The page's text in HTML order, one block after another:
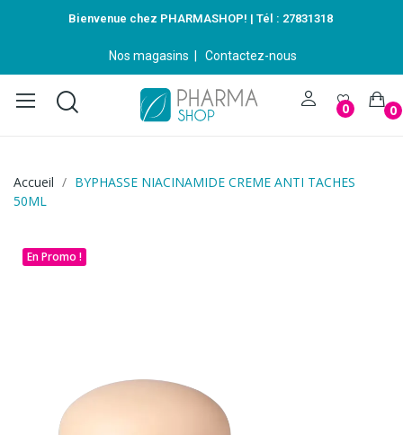
Bienvenue chez PHARMASHOP! | Tél : 27831318
Nos magasins Contactez-nous
0 0
Accueil
BYPHASSE NIACINAMIDE CREME ANTI TACHES
50ML
En Promo !